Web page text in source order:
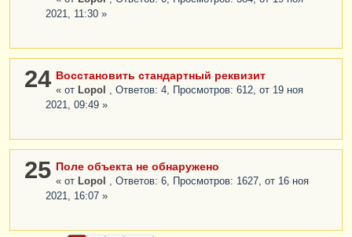
2021, 11:30 »
24 Восстановить стандартный реквизит
« от Lopol
, Ответов: 4, Просмотров: 612, от 19 ноя
2021, 09:49 »
25 Поле объекта не обнаружено
« от Lopol
, Ответов: 6, Просмотров: 1627, от 16 ноя
2021, 16:07 »